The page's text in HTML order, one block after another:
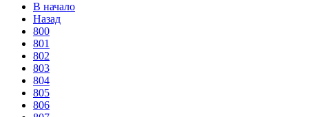
В начало
Назад
800
801
802
803
804
805
806